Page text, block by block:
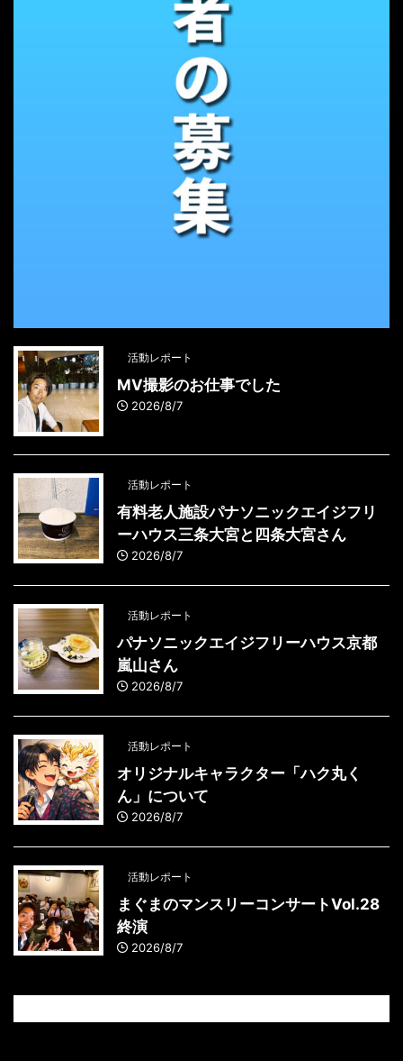
活動レポート
MV撮影のお仕事でした
2026/8/7
活動レポート
有料老人施設パナソニックエイジフリ
ーハウス三条大宮と四条大宮さん
2026/8/7
活動レポート
パナソニックエイジフリーハウス京都
嵐山さん
2026/8/7
活動レポート
オリジナルキャラクター「ハク丸く
ん」について
2026/8/7
活動レポート
まぐまのマンスリーコンサートVol.28
終演
2026/8/7